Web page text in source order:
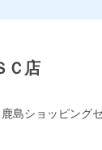
Ｃ店
島ショッピング